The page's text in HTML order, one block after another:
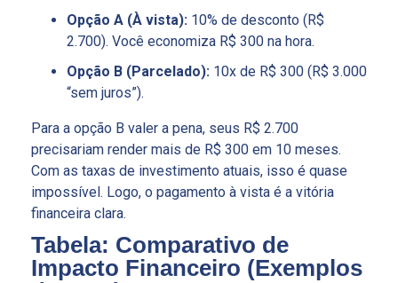
Opção A (À vista): 10% de desconto (R$
2.700). Você economiza R$ 300 na hora.
Opção B (Parcelado): 10x de R$ 300 (R$ 3.000
“sem juros”).
Para a opção B valer a pena, seus R$ 2.700
precisariam render mais de R$ 300 em 10 meses.
Com as taxas de investimento atuais, isso é quase
impossível. Logo, o pagamento à vista é a vitória
financeira clara.
Tabela: Comparativo de
Impacto Financeiro (Exemplos